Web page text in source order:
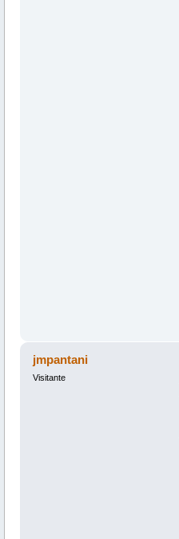
jmpantani
Visitante